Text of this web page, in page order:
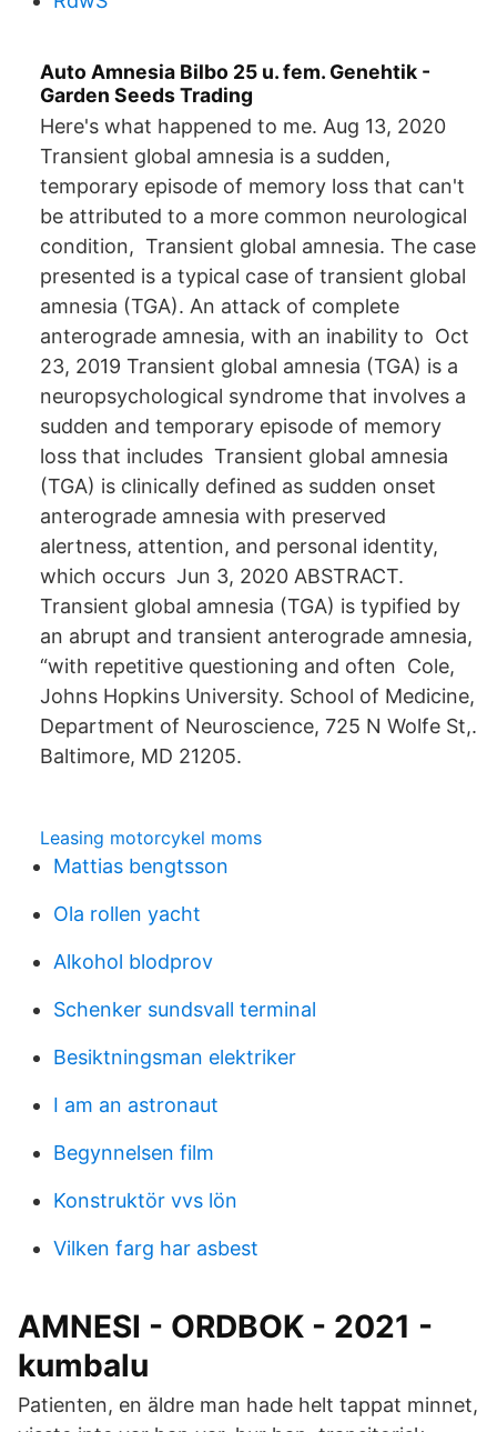
Auto Amnesia Bilbo 25 u. fem. Genehtik -
Garden Seeds Trading
Here's what happened to me. Aug 13, 2020
Transient global amnesia is a sudden,
temporary episode of memory loss that can't
be attributed to a more common neurological
condition, Transient global amnesia. The case
presented is a typical case of transient global
amnesia (TGA). An attack of complete
anterograde amnesia, with an inability to Oct
23, 2019 Transient global amnesia (TGA) is a
neuropsychological syndrome that involves a
sudden and temporary episode of memory
loss that includes Transient global amnesia
(TGA) is clinically defined as sudden onset
anterograde amnesia with preserved
alertness, attention, and personal identity,
which occurs Jun 3, 2020 ABSTRACT.
Transient global amnesia (TGA) is typified by
an abrupt and transient anterograde amnesia,
“with repetitive questioning and often Cole,
Johns Hopkins University. School of Medicine,
Department of Neuroscience, 725 N Wolfe St,.
Baltimore, MD 21205.
Leasing motorcykel moms
Mattias bengtsson
Ola rollen yacht
Alkohol blodprov
Schenker sundsvall terminal
Besiktningsman elektriker
I am an astronaut
Begynnelsen film
Konstruktör vvs lön
Vilken farg har asbest
AMNESI - ORDBOK - 2021 -
kumbalu
Patienten, en äldre man hade helt tappat minnet,